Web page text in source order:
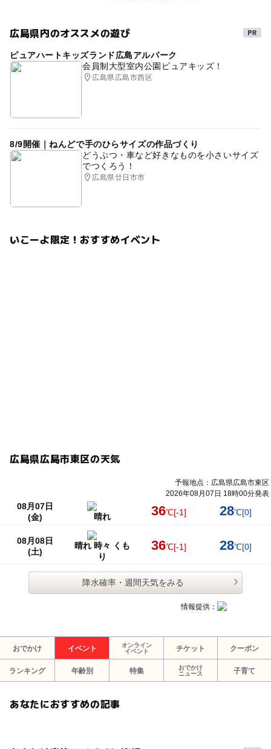
広島県内のオススメの遊び
ピュアハートキッズランド広島アルパーク
会員制大型室内公園ピュアキッズ！
広島県広島市西区
8/9開催｜ねんどで手のひらサイズの作品づくり
どうぶつ・車など好きなものを小さいサイズ
でつくろう！
広島県廿日市市
いこーよ限定！おすすめイベント
広島県広島市東区の天気
予報地点：広島県広島市東区
2026年08月07日 18時00分発表
08月07日
(金)
晴れ 36℃[-1] 28℃[0]
08月08日
(土)
晴れ 時々 くも
り
36℃[-1] 28℃[0]
降水確率・週間天気をみる
情報提供：
おでかけ イベント
オンライン
イベント
チケット クーポン
ランキング 年齢別 特集
おでかけ
ニュース
子育て
あなたにおすすめの記事